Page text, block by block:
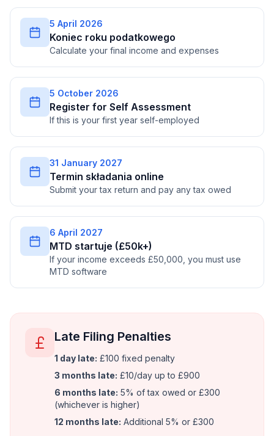
5 April 2026
Koniec roku podatkowego
Calculate your final income and expenses
5 October 2026
Register for Self Assessment
If this is your first year self-employed
31 January 2027
Termin składania online
Submit your tax return and pay any tax owed
6 April 2027
MTD startuje (£50k+)
If your income exceeds £50,000, you must use
MTD software
Late Filing Penalties
1 day late: £100 fixed penalty
3 months late: £10/day up to £900
6 months late: 5% of tax owed or £300
(whichever is higher)
12 months late: Additional 5% or £300